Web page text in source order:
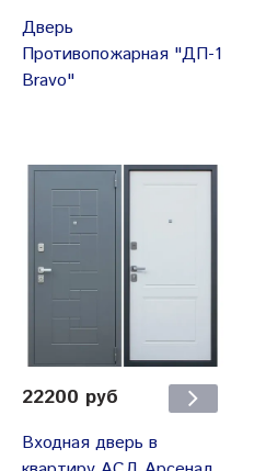
Дверь
Противопожарная "ДП-1
Bravo"
22200 руб
Входная дверь в